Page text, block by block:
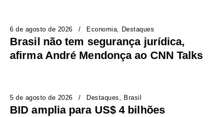
6 de agosto de 2026 Economia Destaques
Brasil não tem segurança jurídica,
afirma André Mendonça ao CNN Talks
5 de agosto de 2026 Destaques Brasil
BID amplia para US$ 4 bilhões